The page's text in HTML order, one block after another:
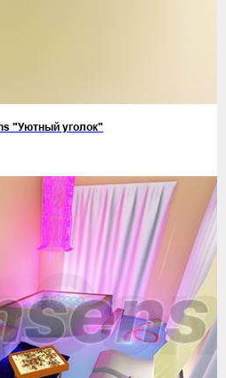
"Уютный уголок"